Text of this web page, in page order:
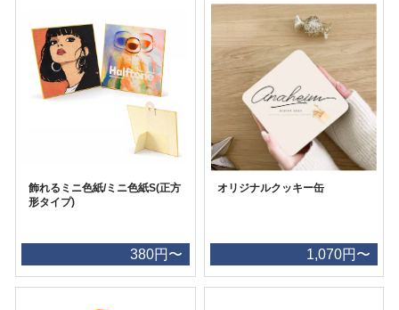
飾れるミニ色紙/ミニ色紙S(正方
形タイプ)
380円〜
オリジナルクッキー缶
1,070円〜